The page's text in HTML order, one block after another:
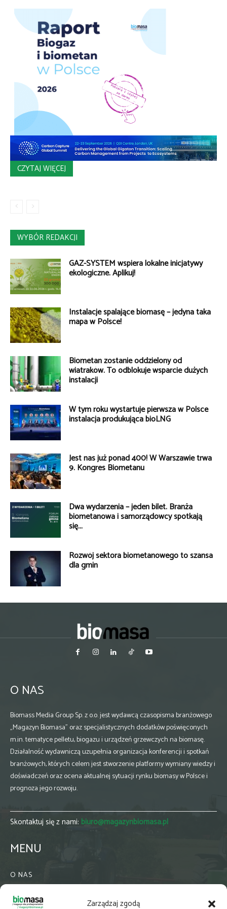
Zarządzaj zgodą
CZYTAJ WIĘCEJ
WYBÓR REDAKCJI
GAZ-SYSTEM wspiera lokalne inicjatywy
ekologiczne. Aplikuj!
Instalacje spalające biomasę – jedyna taka
mapa w Polsce!
Biometan zostanie oddzielony od
wiatraków. To odblokuje wsparcie dużych
instalacji
W tym roku wystartuje pierwsza w Polsce
instalacja produkująca bioLNG
Jest nas już ponad 400! W Warszawie trwa
9. Kongres Biometanu
Dwa wydarzenia – jeden bilet. Branża
biometanowa i samorządowcy spotkają
się...
Rozwój sektora biometanowego to szansa
dla gmin
O NAS
Biomass Media Group Sp. z o.o. jest wydawcą czasopisma branżowego
„Magazyn Biomasa” oraz specjalistycznych dodatków poświęconych
m.in. tematyce pelletu, biogazu i urządzeń grzewczych na biomasę.
Działalność wydawniczą uzupełnia organizacja konferencji i spotkań
branżowych, których celem jest stworzenie platformy wymiany wiedzy i
doświadczeń oraz ocena aktualnej sytuacji rynku biomasy w Polsce i
prognoza jego rozwoju.
Skontaktuj się z nami: biuro@magazynbiomasa.pl
MENU
O NAS
WSPÓŁPRACA